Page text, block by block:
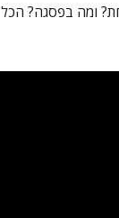
ומה בפסגה? הכל